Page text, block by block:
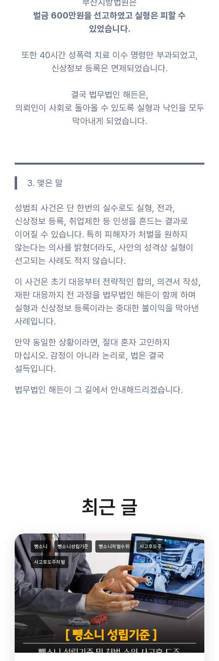
부산지방법원은
벌금 600만원을 선고하였고 실형은 피할 수
있었습니다.
또한 40시간 성폭력 치료 이수 명령만 부과되었고,
신상정보 등록은 면제되었습니다.
결국 법무법인 해든은,
의뢰인이 사회로 돌아올 수 있도록 실형과 낙인을 모두
막아내게 되었습니다.
3. 맺은 말
성범죄 사건은 단 한번의 실수로도 실형, 전과,
신상정보 등록, 취업제한 등 인생을 흔드는 결과로
이어질 수 있습니다. 특히 피해자가 처벌을 원하지
않는다는 의사를 밝혔더라도, 사안의 성격상 실형이
선고되는 사례도 적지 않습니다.
이 사건은 초기 대응부터 전략적인 합의, 의견서 작성,
재판 대응까지 전 과정을 법무법인 해든이 함께 하며
실형과 신상정보 등록이라는 중대한 불이익을 막아낸
사례입니다.
만약 동일한 상황이라면, 절대 혼자 고민하지
마십시오. 감정이 아니라 논리로, 법은 결국
설득입니다.
법무법인 해든이 그 길에서 안내해드리겠습니다.
최근 글
뺑소니 뺑소니성립기준 뺑소니처벌수위 사고후도주
사고후도주처벌